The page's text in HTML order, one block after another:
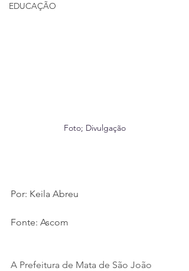
EDUCAÇÃO
Foto; Divulgação
Por: Keila Abreu
Fonte: Ascom
A Prefeitura de Mata de São João